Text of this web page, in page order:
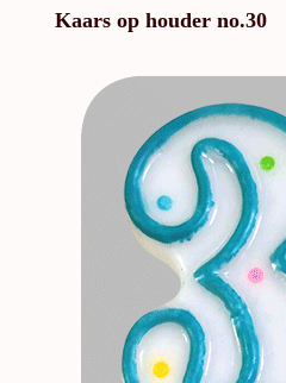
Kaars op houder no.30